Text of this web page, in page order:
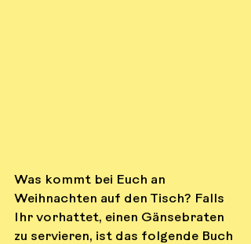
Was kommt bei Euch an
Weihnachten auf den Tisch? Falls
Ihr vorhattet, einen Gänsebraten
zu servieren, ist das folgende Buch